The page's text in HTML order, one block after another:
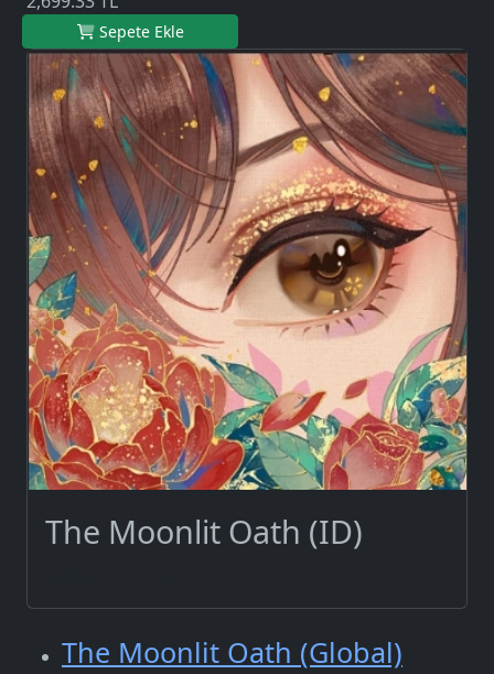
Sepete Ekle
The Moonlit Oath (ID)
The Moonlit Oath (Global)